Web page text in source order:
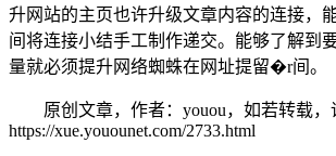
升网站的主页也许升级文章内容的连接，
间将连接小结手工制作递交。能够了解到
量就必须提升网络蜘蛛在网址提留�r间。
原创文章，作者：youou，如若转载，
https://xue.youounet.com/2733.html